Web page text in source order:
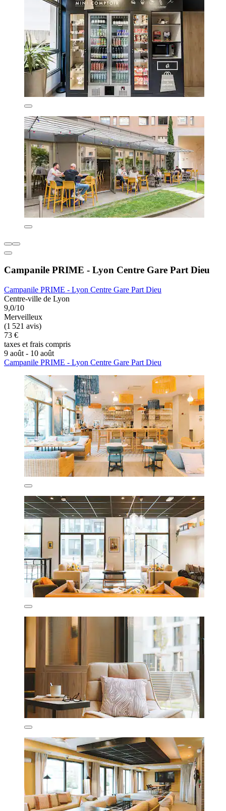
Campanile PRIME - Lyon Centre Gare Part Dieu
Campanile PRIME - Lyon Centre Gare Part Dieu
Centre-ville de Lyon
9,0/10
Merveilleux
(1 521 avis)
73 €
taxes et frais compris
9 août - 10 août
Campanile PRIME - Lyon Centre Gare Part Dieu